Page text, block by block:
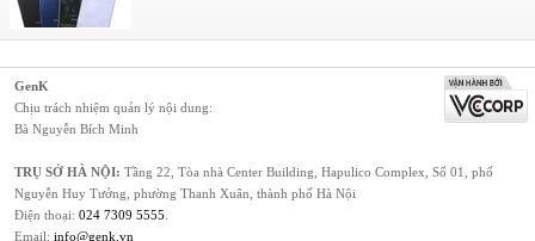
GenK
Chịu trách nhiệm quản lý nội dung:
Bà Nguyễn Bích Minh
TRỤ SỞ HÀ NỘI: Tầng 22, Tòa nhà Center Building, Hapulico Complex, Số 01, phố
Nguyễn Huy Tưởng, phường Thanh Xuân, thành phố Hà Nội
Điện thoại: 024 7309 5555
Email: info@genk.vn